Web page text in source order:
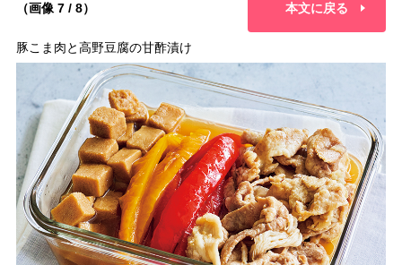
（画像 7 / 8） 本文に戻る
豚こま肉と高野豆腐の甘酢漬け